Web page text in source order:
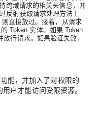
跨域请求的相关头信息，并
反射获取请求处理方法上
直接放过。接着，从请求
Token 实体。如果 Token
行请求。如果验证失败，
能，并加入了对权限的
户才能访问受限资源。